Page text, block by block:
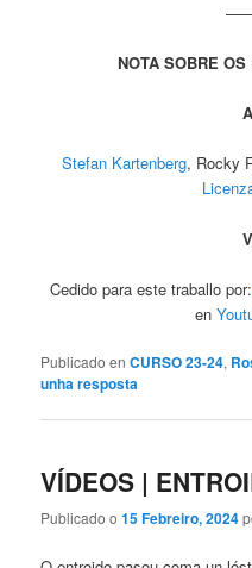
NOTA SOBRE
Stefan Kartenberg, Rocky
Cedido para este traballo por:
en
Publicado en CURSO 23-24,
unha resposta
VÍDEOS |
Publicado o15 Febreiro, 2024